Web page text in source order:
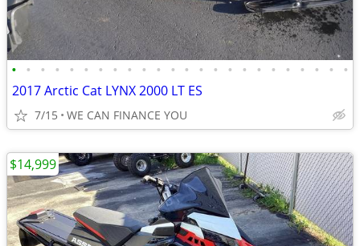
• • • • • • • • • • • • • • • • • • • • • • • •
2017 Arctic Cat LYNX 2000 LT ES
7/15 WE CAN FINANCE YOU
$14,999